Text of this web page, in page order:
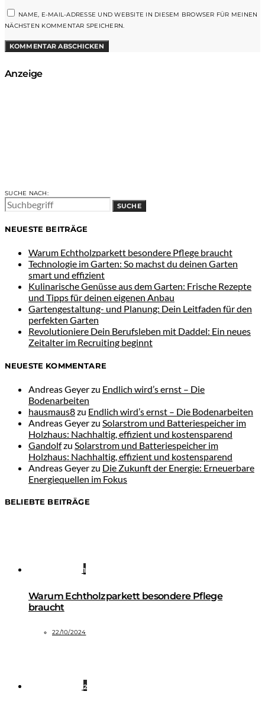
NAME, E-MAIL-ADRESSE UND WEBSITE IN DIESEM BROWSER FÜR MEINEN
NÄCHSTEN KOMMENTAR SPEICHERN.
Anzeige
SUCHE NACH:
SUCHE
NEUESTE BEITRÄGE
Warum Echtholzparkett besondere Pflege braucht
Technologie im Garten: So machst du deinen Garten
smart und effizient
Kulinarische Genüsse aus dem Garten: Frische Rezepte
und Tipps für deinen eigenen Anbau
Gartengestaltung- und Planung: Dein Leitfaden für den
perfekten Garten
Revolutioniere Dein Berufsleben mit Daddel: Ein neues
Zeitalter im Recruiting beginnt
NEUESTE KOMMENTARE
Andreas Geyerzu Endlich wird’s ernst – Die
Bodenarbeiten
hausmaus8zu Endlich wird’s ernst – Die Bodenarbeiten
Andreas Geyerzu Solarstrom und Batteriespeicher im
Holzhaus: Nachhaltig, effizient und kostensparend
Gandolfzu Solarstrom und Batteriespeicher im
Holzhaus: Nachhaltig, effizient und kostensparend
Andreas Geyerzu Die Zukunft der Energie: Erneuerbare
Energiequellen im Fokus
BELIEBTE BEITRÄGE
1
Warum Echtholzparkett besondere Pflege
braucht
22/10/2024
2